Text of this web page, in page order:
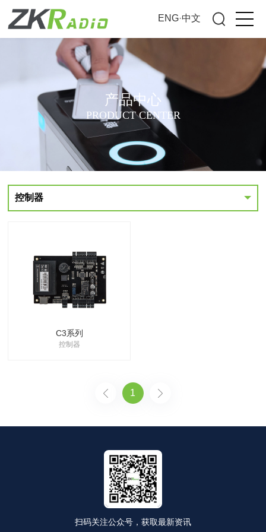
ENG·中文
产品中心
PRODUCT CENTER
控制器
C3系列
控制器
1
扫码关注公众号，获取最新资讯